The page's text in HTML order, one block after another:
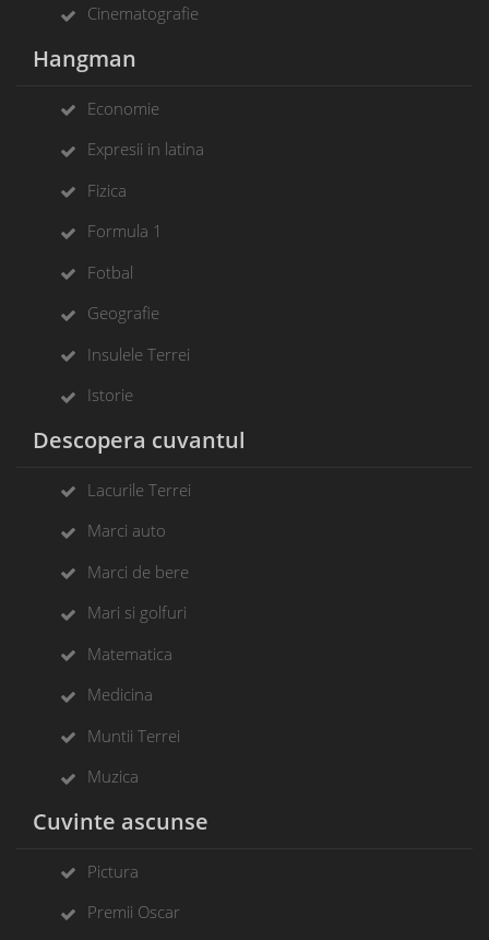
Cinematografie
Hangman
Economie
Expresii in latina
Fizica
Formula 1
Fotbal
Geografie
Insulele Terrei
Istorie
Descopera cuvantul
Lacurile Terrei
Marci auto
Marci de bere
Mari si golfuri
Matematica
Medicina
Muntii Terrei
Muzica
Cuvinte ascunse
Pictura
Premii Oscar